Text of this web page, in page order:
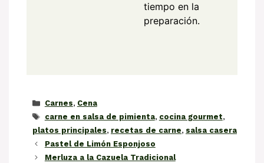
tiempo en la
preparación.
Categorías
Carnes, Cena
Etiquetas
carne en salsa de pimienta, cocina gourmet,
platos principales, recetas de carne, salsa casera
Pastel de Limón Esponjoso
Merluza a la Cazuela Tradicional